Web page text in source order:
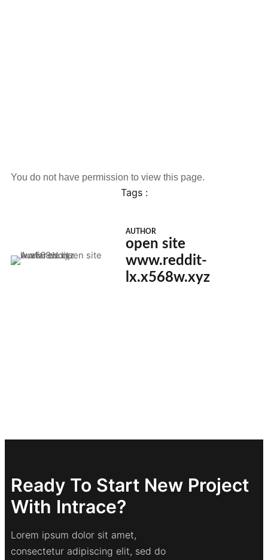
You do not have permission to view this page.
Tags :
AUTHOR
open site
www.reddit-
lx.x568w.xyz
Ready To Start New Project
With Intrace?
Lorem ipsum dolor sit amet,
consectetur adipiscing elit, sed do